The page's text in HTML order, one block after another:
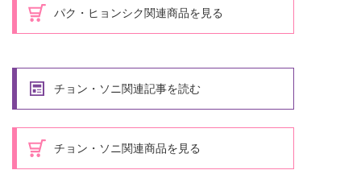
パク・ヒョンシク関連商品を見る
チョン・ソニ関連記事を読む
チョン・ソニ関連商品を見る